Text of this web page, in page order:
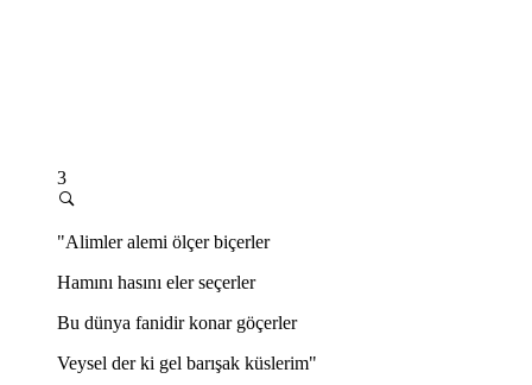
3
"Alimler alemi ölçer biçerler
Hamını hasını eler seçerler
Bu dünya fanidir konar göçerler
Veysel der ki gel barışak küslerim"